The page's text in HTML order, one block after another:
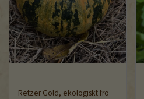
Retzer Gold, ekologiskt frö